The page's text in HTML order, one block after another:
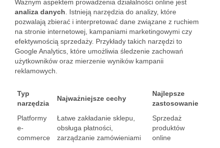
Ważnym aspektem prowadzenia działalności online jest
analiza danych . Istnieją narzędzia do analizy, które
pozwalają zbierać i interpretować dane związane z ruchiem
na stronie internetowej, kampaniami marketingowymi czy
efektywnością sprzedaży. Przykłady takich narzędzi to
Google Analytics, które umożliwia śledzenie zachowań
użytkowników oraz mierzenie wyników kampanii
reklamowych.
Typ
narzędzia
Najważniejsze cechy
Najlepsze
zastosowanie
Platformy
e-
commerce
Łatwe zakładanie sklepu,
obsługa płatności,
zarządzanie zamówieniami
Sprzedaż
produktów
online